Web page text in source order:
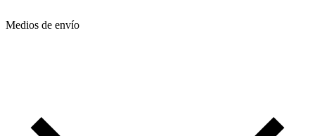
Medios de envío